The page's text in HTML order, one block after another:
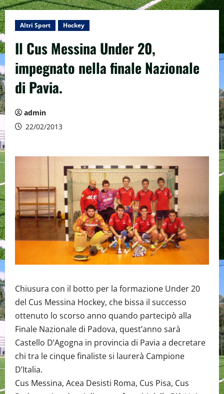
principale
Altri Sport Hockey
Il Cus Messina Under 20,
impegnato nella finale Nazionale
di Pavia.
admin
22/02/2013
Chiusura con il botto per la formazione Under 20
del Cus Messina Hockey, che bissa il successo
ottenuto lo scorso anno quando partecipò alla
Finale Nazionale di Padova, quest’anno sarà
Castello D’Agogna in provincia di Pavia a decretare
chi tra le cinque finaliste si laurerà Campione
D’Italia.
Cus Messina, Acea Desisti Roma, Cus Pisa, Cus